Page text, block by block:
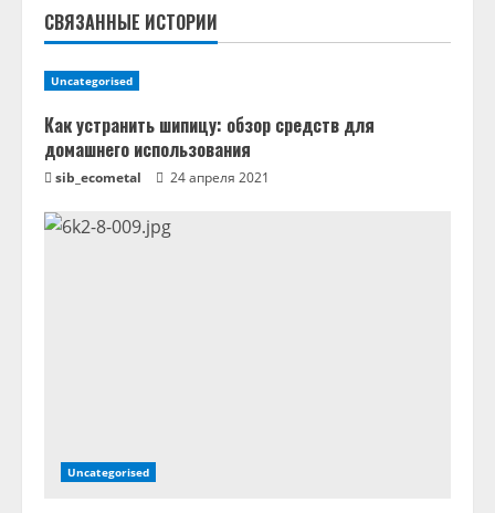
ч
т
е
н
и
е
СВЯЗАННЫЕ ИСТОРИИ
Uncategorised
Как устранить шипицу: обзор средств для
домашнего использования
sib_ecometal 24 апреля 2021
Uncategorised